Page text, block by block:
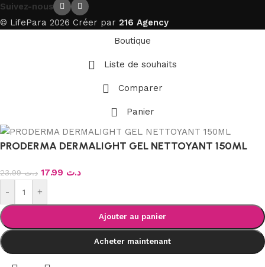
Suivez-nous
© LifePara 2026 Créer par 216 Agency
Boutique
Liste de souhaits
Comparer
Panier
PRODERMA DERMALIGHT GEL NETTOYANT 150ML
د.ت23.99 د.ت
-
+
Ajouter au panier
Acheter maintenant